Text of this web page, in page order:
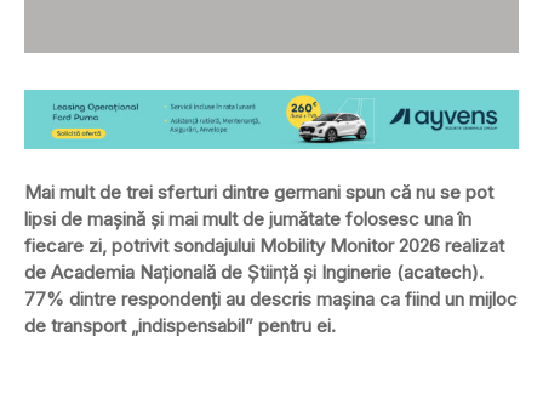
Mai mult de trei sferturi dintre germani spun că nu se pot
lipsi de mașină și mai mult de jumătate folosesc una în
fiecare zi, potrivit sondajului Mobility Monitor 2026 realizat
de Academia Națională de Știință și Inginerie (acatech).
77% dintre respondenți au descris mașina ca fiind un mijloc
de transport „indispensabil” pentru ei.